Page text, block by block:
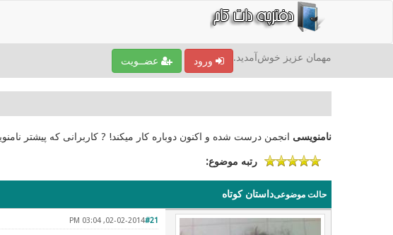
ورود عضــویت مهمان عزیز خوش‌آمدید.
نامنویسی انجمن درست شده و اکنون دوباره کار میکند! ? کاربرانی که پیشتر
رتبه موضوع:
حالت موضوعیداستان کوتاه
#21
02-02-2014, 03:04 PM